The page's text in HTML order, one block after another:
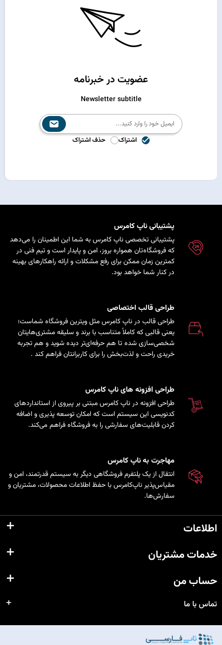
عضویت در خبرنامه
Newsletter subtitle
اشتراک حذف اشتراک
پشتیبانی ناپ کامرس
پشتیبانی تخصصی ناپ کامرس به شما این اطمینان را می‌دهد
که فروشگاه‌تان همواره بروز، امن و پایدار است و تیم فنی در
کمترین زمان ممکن برای رفع مشکلات و ارائه راهکارهای بهینه
در کنار شما خواهد بود.
طراحی قالب اختصاصی
طراحی قالب در ناپ کامرس مثل ویترین فروشگاه شماست؛
یعنی قالبی که کاملاً متناسب با برند و سلیقه مشتری‌هایتان
شخصی‌سازی شده تا هم حرفه‌ای‌تر دیده شوید و هم تجربه
خریدی راحت و لذت‌بخش را برای کاربرانتان فراهم کند .
طراحی افزونه های ناپ کامرس
طراحی افزونه در ناپ کامرس مبتنی بر پیروی از استانداردهای
کدنویسی این سیستم است که امکان توسعه پذیری و اضافه
کردن قابلیت‌های سفارشی را به فروشگاه فراهم می‌کند.
مهاجرت به ناپ کامرس
انتقال از یک پلتفرم فروشگاهی دیگر به سیستم قدرتمند، امن و
مقیاس‌پذیر ناپ‌کامرس با حفظ اطلاعات محصولات، مشتریان و
سفارش‌ها.
اطلاعات
خدمات مشتریان
حساب من
تماس با ما